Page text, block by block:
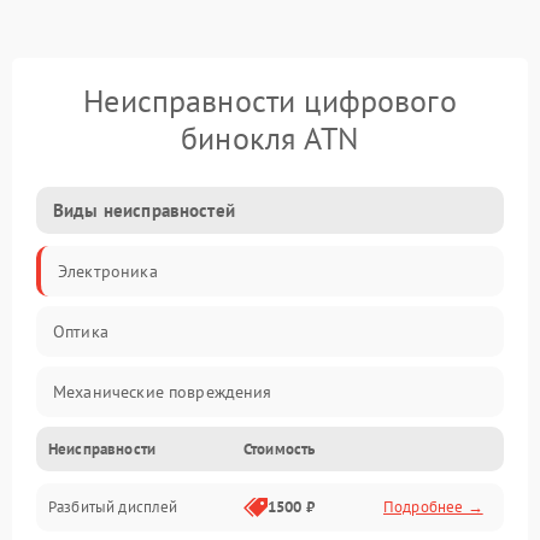
Неисправности цифрового
бинокля ATN
Виды неисправностей
Электроника
Оптика
Механические повреждения
Видео
Механика
Неисправности Стоимость
Разбитый дисплей 1500 ₽ Подробнее →